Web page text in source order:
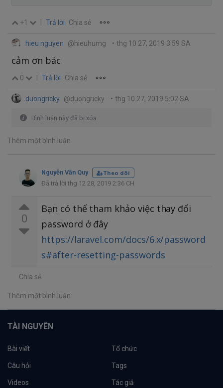
+1 Trả lời Chia sẻ
hieu nguyen @hieuhumg • thg 10 27, 2019 3:59 SA
cảm ơn bác
0 Trả lời Chia sẻ
duongricky @duongricky • thg 10 27, 2019 5:02 SA
Bình luận này đã bị xóa
Thêm một bình luận
Nguyễn Văn Quy
Theo dõi
Đã trả lời thg 12 28, 2019 2:36 CH
0
Bạn có thể tham khảo việc thay đổi
password ở đây
https://laravel.com/docs/6.x/password
s#after-resetting-passwords
Chia sẻ
Thêm một bình luận
TÀI NGUYÊN
Bài viết Tổ chức
Câu hỏi Tags
Videos Tác giả